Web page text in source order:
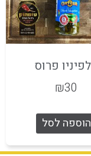
פרוס
₪30
הוספה לסל